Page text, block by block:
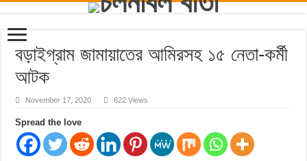
বড়াইগ্রাম জামায়াতের আমিরসহ ১৫ নেতা-কর্মী
আটক
November 17, 2020 622 Views
Spread the love